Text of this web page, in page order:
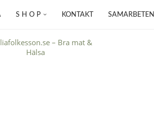
S H O P KONTAKT SAMARBETEN